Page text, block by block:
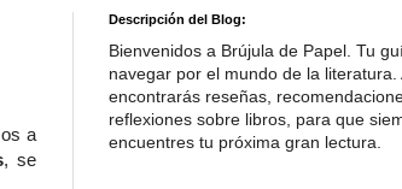
a
, se
Descripción del Blog:
Bienvenidos a Brújula de Papel. Tu
navegar por el mundo de la literatura.
encontrarás reseñas,
reflexiones sobre libros, para que
encuentres tu próxima gran lectura.